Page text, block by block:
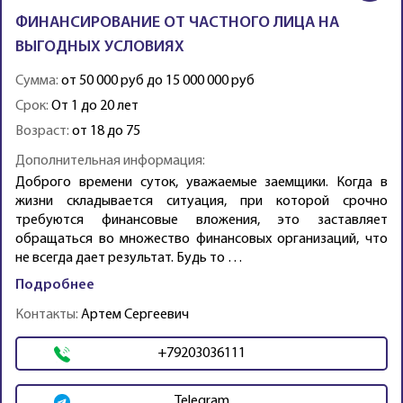
ФИНАНСИРОВАНИЕ ОТ ЧАСТНОГО ЛИЦА НА
ВЫГОДНЫХ УСЛОВИЯХ
Сумма: от 50 000 руб до 15 000 000 руб
Срок: От 1 до 20 лет
Возраст: от 18 до 75
Дополнительная информация:
Доброго времени суток, уважаемые заемщики. Когда в
жизни складывается ситуация, при которой срочно
требуются финансовые вложения, это заставляет
обращаться во множество финансовых организаций, что
не всегда дает результат. Будь то …
Подробнее
Контакты: Артем Сергеевич
+79203036111